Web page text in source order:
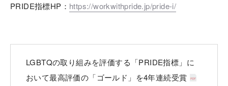
PRIDE指標HP： https://workwithpride.jp/pride-i/
LGBTQの取り組みを評価する「PRIDE指標」に
おいて最高評価の「ゴールド」を4年連続受賞